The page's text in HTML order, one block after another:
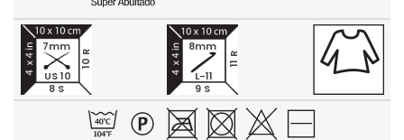
8 S
10 R
7mm
US 10
9 S
11 R
8mm
L-11